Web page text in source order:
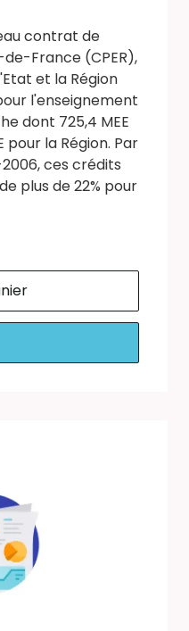
contrat de
France (CPER),
et la Région
l'enseignement
dont 725,4 MEE
pour la Région. Par
ces crédits
plus de 22% pour